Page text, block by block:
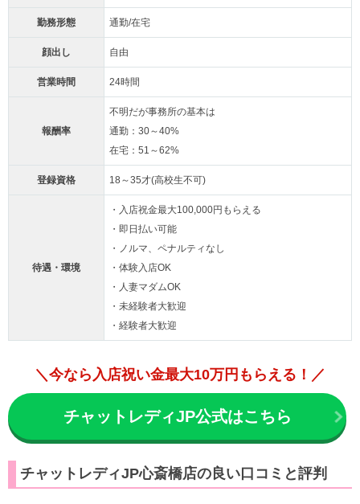
勤務形態 通勤/在宅
顔出し 自由
営業時間 24時間
報酬率
不明だが事務所の基本は
通勤：30～40%
在宅：51～62%
登録資格 18～35才(高校生不可)
待遇・環境
・入店祝金最大100,000円もらえる
・即日払い可能
・ノルマ、ペナルティなし
・体験入店OK
・人妻マダムOK
・未経験者大歓迎
・経験者大歓迎
＼今なら入店祝い金最大10万円もらえる！／
チャットレディJP公式はこちら
チャットレディJP心斎橋店の良い口コミと評判